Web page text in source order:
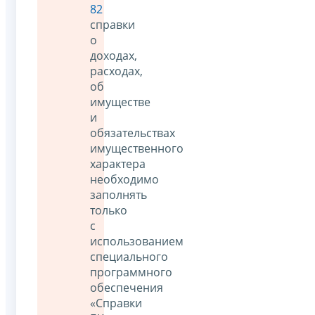
82
справки
о
доходах,
расходах,
об
имуществе
и
обязательствах
имущественного
характера
необходимо
заполнять
только
с
использованием
специального
программного
обеспечения
«Справки